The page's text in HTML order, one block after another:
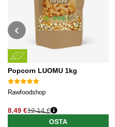
Popcorn LUOMU 1kg
Rawfoodshop
8.49 €
Normaali hinta
12.14 €
OSTA